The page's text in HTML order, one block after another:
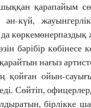
қарапайым
ән-күй,
да
бәрібір көбінесе
нағыз
қойған ойын-
Сөйтіп,
бірлікке